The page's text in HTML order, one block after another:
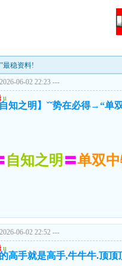
最稳资料!
06-02 22:23 ---
u
知之明】ˇˇ势在必得→“单
自知之明 〓单双
06-02 22:52 ---
u
高手就是高手,牛牛牛.顶